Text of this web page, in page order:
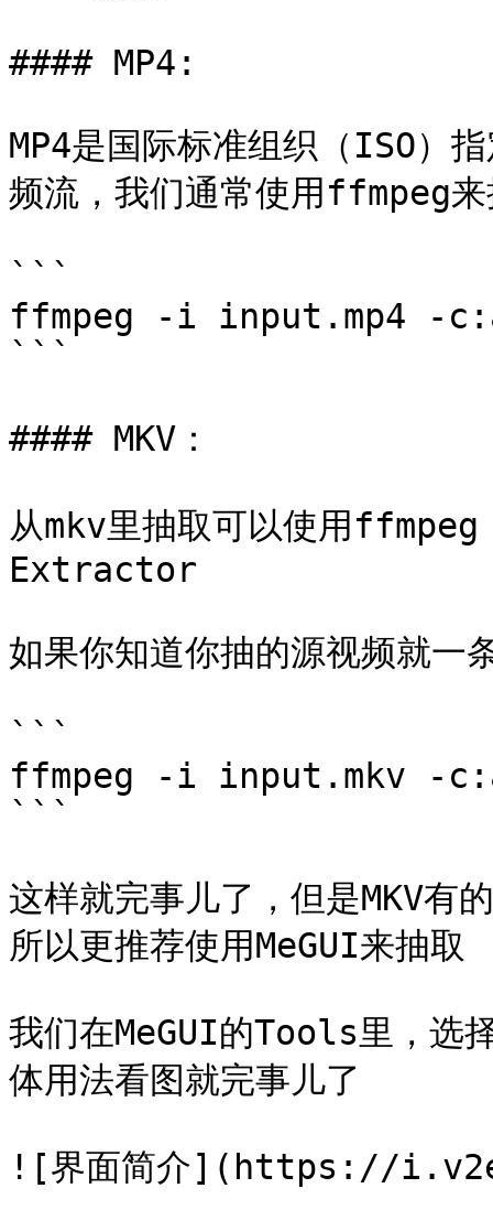
#### MP4:
MP4是国际标准组织（ISO）
频流，我们通常使用ffmpeg
```
ffmpeg -i input.mp4 -
```
#### MKV：
从mkv里抽取可以使用
Extractor
如果你知道你抽的源视频就一
```
ffmpeg -i input.mkv -
```
这样就完事儿了，但是MKV有
所以更推荐使用MeGUI来抽取
我们在MeGUI的Tools里，
体用法看图就完事儿了
![界面简介](https://